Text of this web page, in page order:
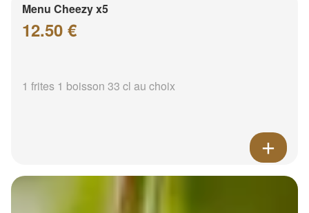
Menu Cheezy x5
12.50 €
1 frites 1 boisson 33 cl au choix